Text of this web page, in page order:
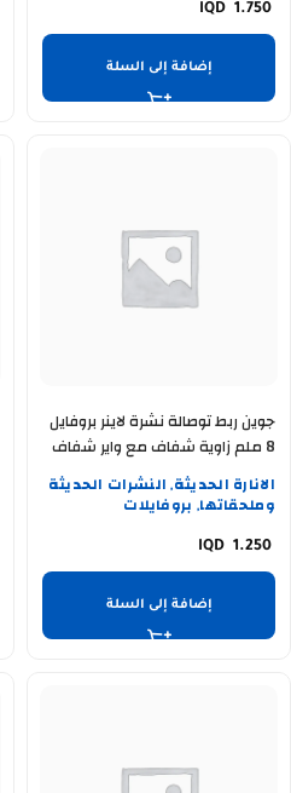
1.750
إضافة إلى السلة
جوين ربط توصالة نشرة لاينر بروفايل
8 ملم زاوية شفاف مع واير شفاف
37-91
الانارة الحديثة, النشرات الحديثة
وملحقاتها, بروفايلات
1.250
إضافة إلى السلة